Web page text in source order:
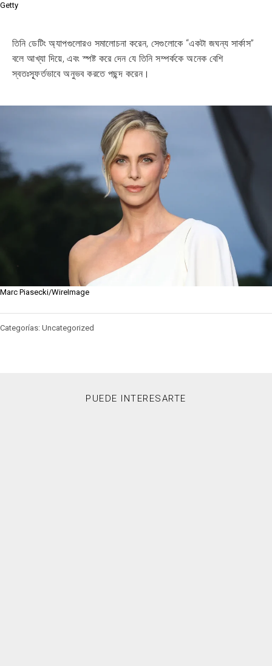
Getty
তিনি ডেটিং অ্যাপগুলোরও সমালোচনা করেন, সেগুলোকে “একটা জঘন্য সার্কাস”
বলে আখ্যা দিয়ে, এবং স্পষ্ট করে দেন যে তিনি সম্পর্ককে অনেক বেশি
স্বতঃস্ফূর্তভাবে অনুভব করতে পছন্দ করেন।
Marc Piasecki/WireImage
Categorías: Uncategorized
PUEDE INTERESARTE